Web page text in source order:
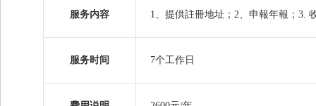
服务内容 1、提供註冊地址；2、申報年報；3.
服务时间 7个工作日